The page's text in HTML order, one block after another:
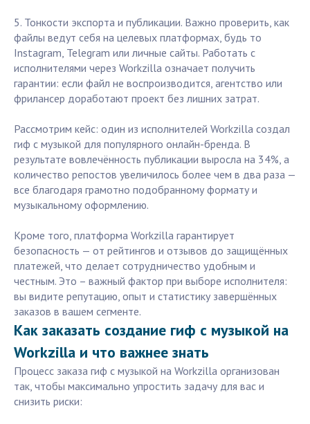
5. Тонкости экспорта и публикации. Важно проверить, как
файлы ведут себя на целевых платформах, будь то
Instagram, Telegram или личные сайты. Работать с
исполнителями через Workzilla означает получить
гарантии: если файл не воспроизводится, агентство или
фрилансер доработают проект без лишних затрат.
Рассмотрим кейс: один из исполнителей Workzilla создал
гиф с музыкой для популярного онлайн-бренда. В
результате вовлечённость публикации выросла на 34%, а
количество репостов увеличилось более чем в два раза —
все благодаря грамотно подобранному формату и
музыкальному оформлению.
Кроме того, платформа Workzilla гарантирует
безопасность — от рейтингов и отзывов до защищённых
платежей, что делает сотрудничество удобным и
честным. Это – важный фактор при выборе исполнителя:
вы видите репутацию, опыт и статистику завершённых
заказов в вашем сегменте.
Как заказать создание гиф с музыкой на
Workzilla и что важнее знать
Процесс заказа гиф с музыкой на Workzilla организован
так, чтобы максимально упростить задачу для вас и
снизить риски: